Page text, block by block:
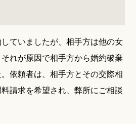
ていましたが、相手方は他の女
れが原因で相手方から婚約破棄
依頼者は、相手方とその交際相
請求を希望され、弊所にご相談